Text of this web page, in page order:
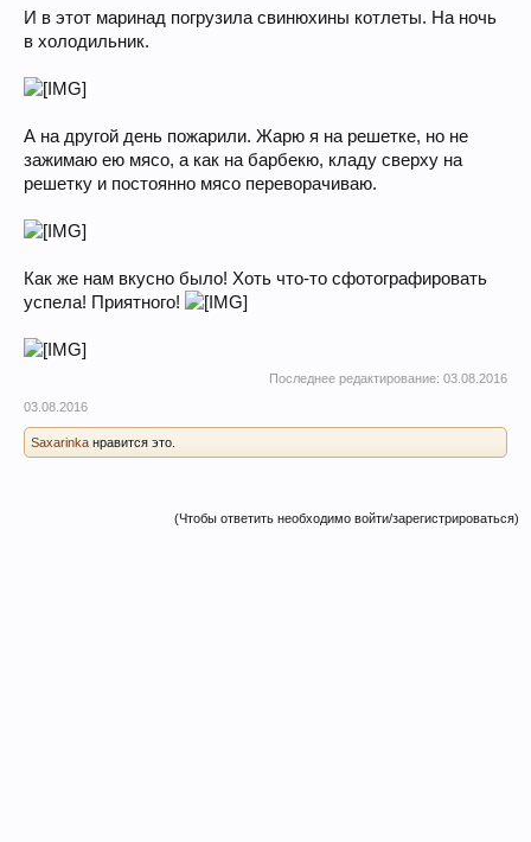
И в этот маринад погрузила свинюхины котлеты. На ночь
в холодильник.
А на другой день пожарили. Жарю я на решетке, но не
зажимаю ею мясо, а как на барбекю, кладу сверху на
решетку и постоянно мясо переворачиваю.
Как же нам вкусно было! Хоть что-то сфотографировать
успела! Приятного!
Последнее редактирование: 03.08.2016
03.08.2016
Saxarinka нравится это.
(Чтобы ответить необходимо войти/зарегистрироваться)